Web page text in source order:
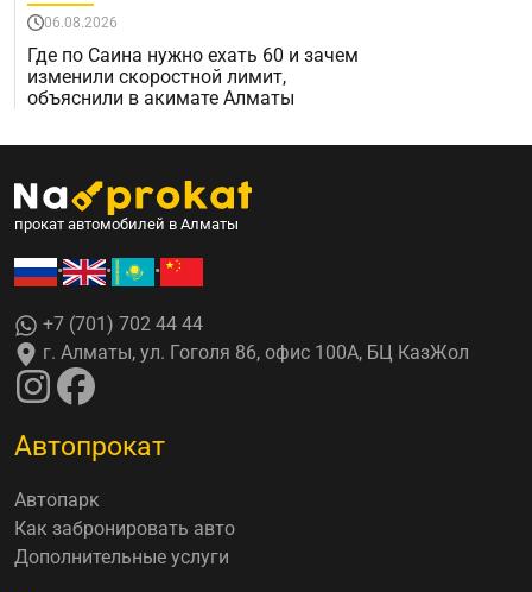
06.08.2026
Где по Саина нужно ехать 60 и зачем
изменили скоростной лимит,
объяснили в акимате Алматы
прокат автомобилей в Алматы
• • •
+7 (701) 702 44 44
г. Алматы, ул. Гоголя 86, офис 100А, БЦ КазЖол
Автопрокат
Автопарк
Как забронировать авто
Дополнительные услуги